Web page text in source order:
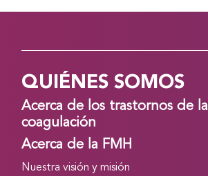
QUIÉNES SOMOS
Acerca de los trastornos de la
coagulación
Acerca de la FMH
Nuestra visión y misión